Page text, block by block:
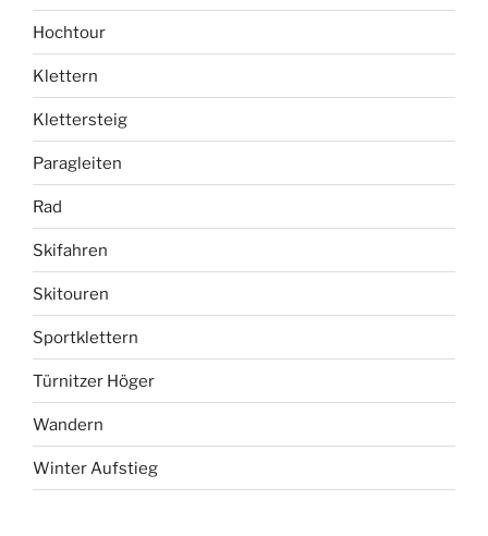
Hochtour
Klettern
Klettersteig
Paragleiten
Rad
Skifahren
Skitouren
Sportklettern
Türnitzer Höger
Wandern
Winter Aufstieg